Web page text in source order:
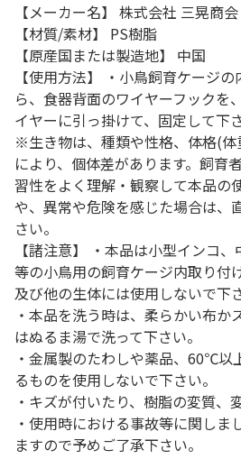
【メーカー名】 株式会社 三晃商会
【材質/素材】 PS樹脂
【原産国または製造地】 中国
【使用方法】 ・小鳥飼育ケージ
ら、食器背面のワイヤーフックを
イヤーに引っ掛けて、固定して下さ
※生き物は、種類や性格、体格(
により、個体差があります。飼育
習性をよく理解・観察して本品の
や、異常や危険を感じた場合は、
さい。
【諸注意】 ・本品は小型インコ
等の小鳥用の飼育ケージ内取り付
及び他の生体には使用しないで下
・本品を洗う時は、柔らかい布か
はぬるま湯で洗って下さい。
・金属製のたわしや薬品、60℃以
るものを使用しないで下さい。
・キズが付いたり、樹脂の変質、
・使用時における事故等に関しま
ますので予めご了承下さい。